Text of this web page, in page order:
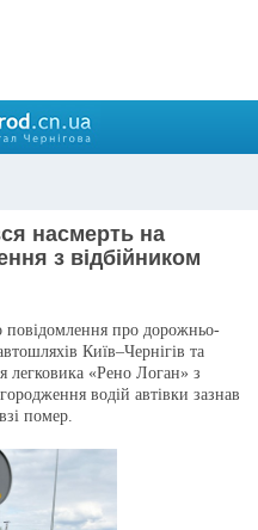
насмерть на
з відбійником
повідомлення про дорожньо-
Київ–Чернігів та
легковика «Рено Логан» з
водій автівки зазнав
помер.